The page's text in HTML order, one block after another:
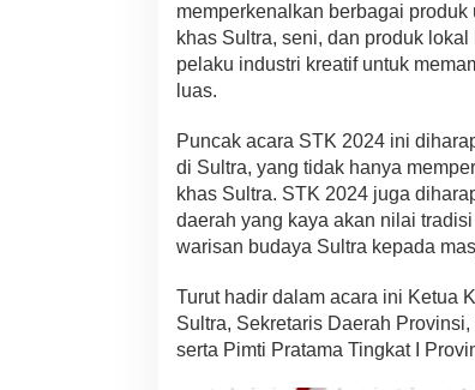
memperkenalkan berbagai
khas Sultra, seni, dan produk
pelaku industri kreatif untuk
luas.
Puncak acara STK 2024 ini
di Sultra, yang tidak hanya
khas Sultra. STK 2024 juga
daerah yang kaya akan nilai
warisan budaya Sultra kepada
Turut hadir dalam acara ini Ketua
Sultra, Sekretaris Daerah
serta Pimti Pratama Tingkat I